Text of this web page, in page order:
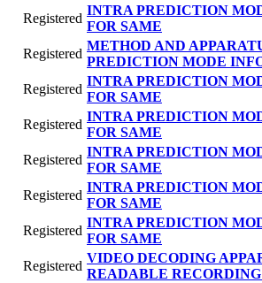
Registered
INTRA PREDICTION
FOR SAME
Registered
METHOD AND
PREDICTION MODE
Registered
INTRA PREDICTION
FOR SAME
Registered
INTRA PREDICTION
FOR SAME
Registered
INTRA PREDICTION
FOR SAME
Registered
INTRA PREDICTION
FOR SAME
Registered
INTRA PREDICTION
FOR SAME
Registered
VIDEO DECODING
READABLE